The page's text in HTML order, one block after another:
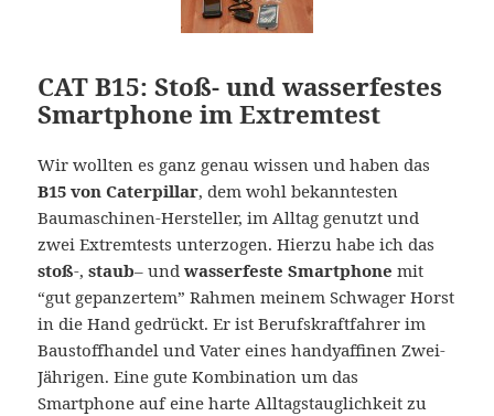
CAT B15: Stoß- und wasserfestes
Smartphone im Extremtest
Wir wollten es ganz genau wissen und haben das
B15 von Caterpillar, dem wohl bekanntesten
Baumaschinen-Hersteller, im Alltag genutzt und
zwei Extremtests unterzogen. Hierzu habe ich das
stoß-,staub– undwasserfeste Smartphone mit
“gut gepanzertem” Rahmen meinem Schwager Horst
in die Hand gedrückt. Er ist Berufskraftfahrer im
Baustoffhandel und Vater eines handyaffinen Zwei-
Jährigen. Eine gute Kombination um das
Smartphone auf eine harte Alltagstauglichkeit zu